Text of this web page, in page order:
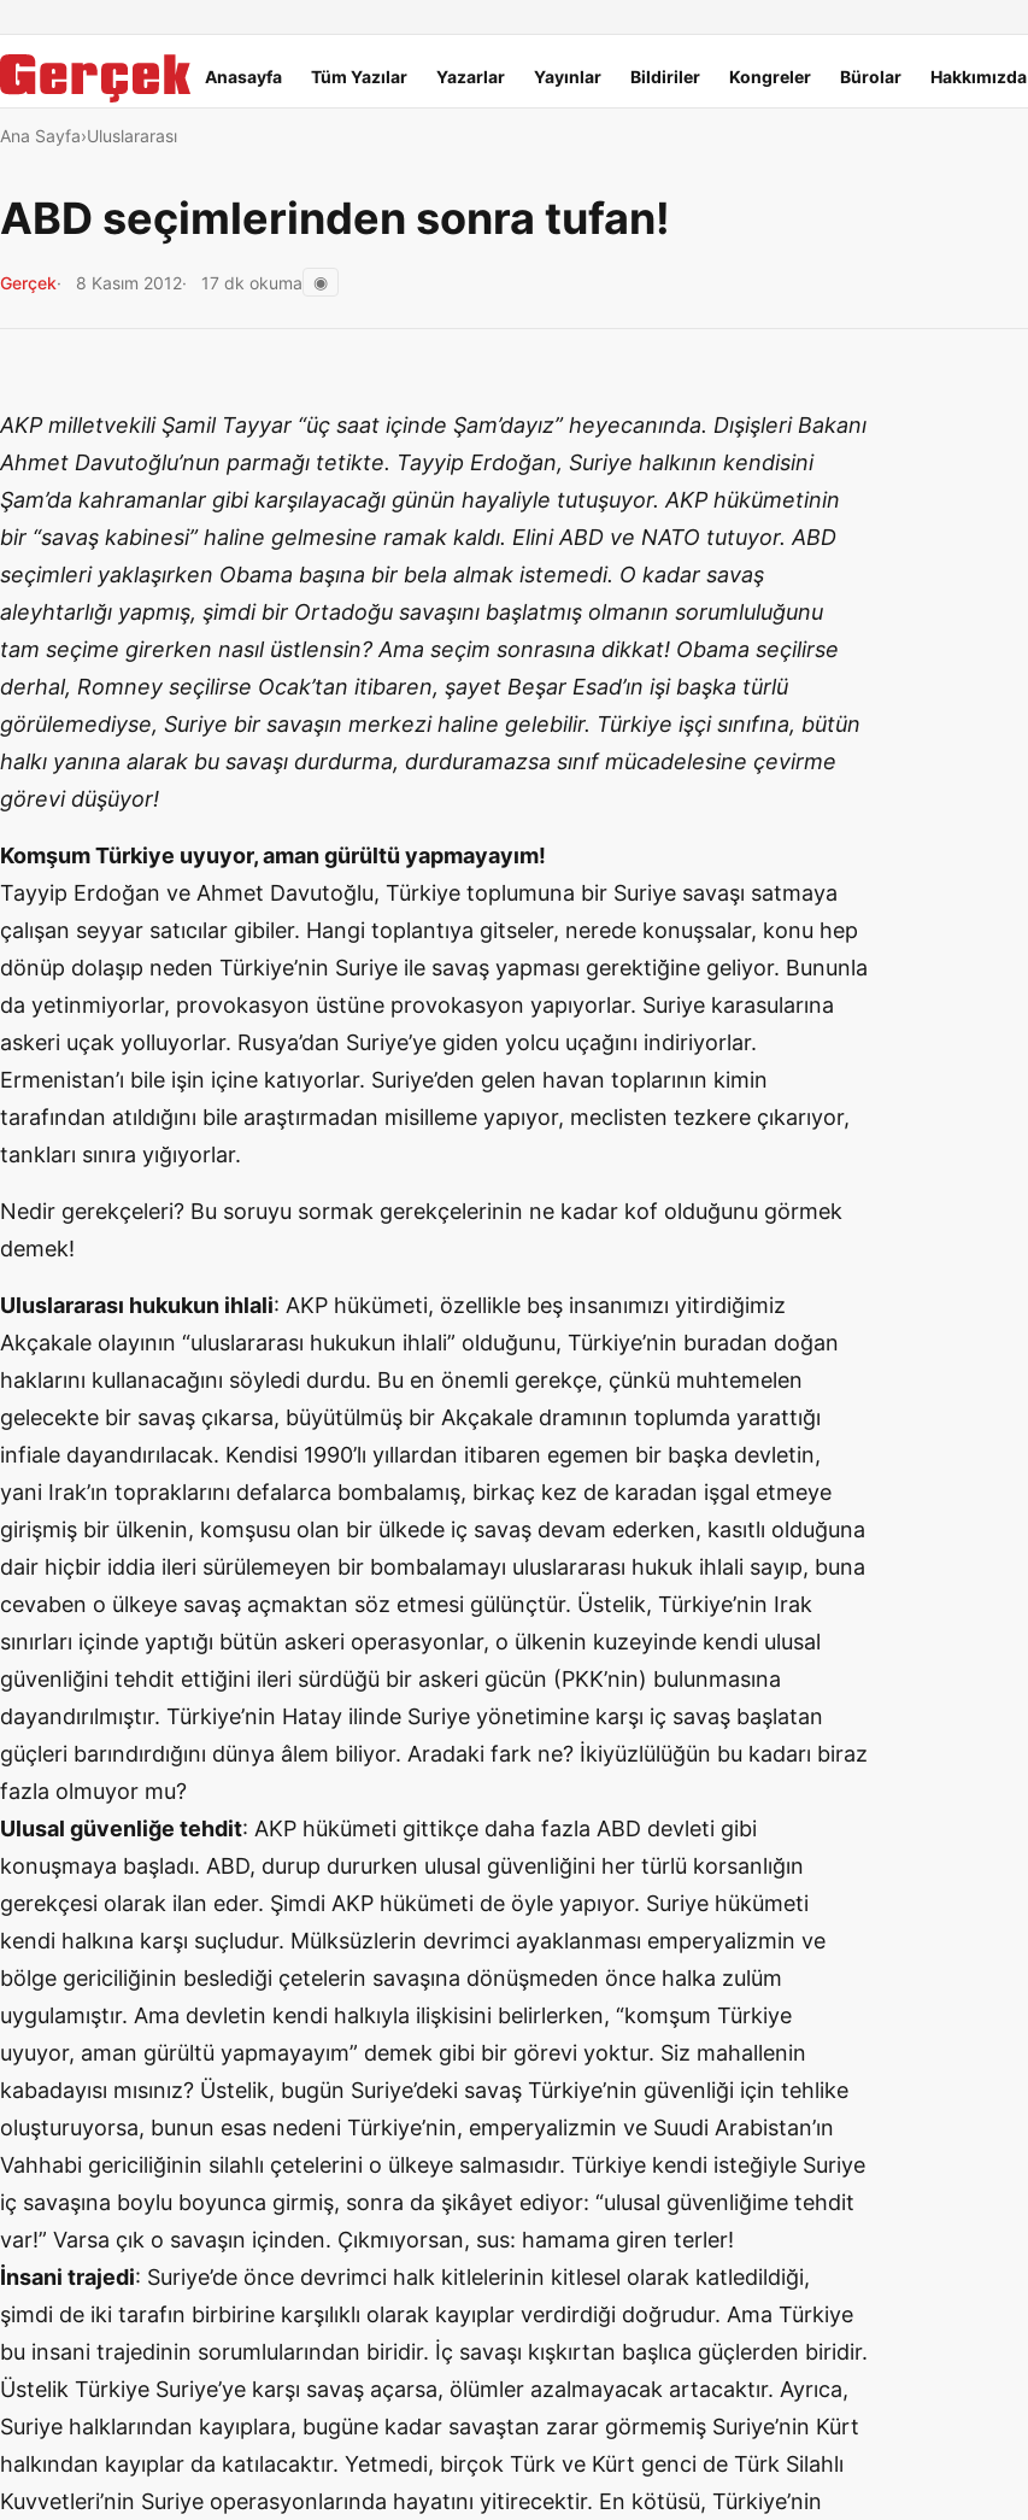
Ana menü
Anasayfa Tüm Yazılar Yazarlar Yayınlar Bildiriler Kongreler Bürolar Hakkımızda
Ana Sayfa Uluslararası
ABD seçimlerinden sonra tufan!
Gerçek 8 Kasım 2012 17 dk okuma ◉
AKP milletvekili Şamil Tayyar “üç saat içinde Şam’dayız” heyecanında. Dışişleri Bakanı
Ahmet Davutoğlu’nun parmağı tetikte. Tayyip Erdoğan, Suriye halkının kendisini
Şam’da kahramanlar gibi karşılayacağı günün hayaliyle tutuşuyor. AKP hükümetinin
bir “savaş kabinesi” haline gelmesine ramak kaldı. Elini ABD ve NATO tutuyor. ABD
seçimleri yaklaşırken Obama başına bir bela almak istemedi. O kadar savaş
aleyhtarlığı yapmış, şimdi bir Ortadoğu savaşını başlatmış olmanın sorumluluğunu
tam seçime girerken nasıl üstlensin? Ama seçim sonrasına dikkat! Obama seçilirse
derhal, Romney seçilirse Ocak’tan itibaren, şayet Beşar Esad’ın işi başka türlü
görülemediyse, Suriye bir savaşın merkezi haline gelebilir. Türkiye işçi sınıfına, bütün
halkı yanına alarak bu savaşı durdurma, durduramazsa sınıf mücadelesine çevirme
görevi düşüyor!
Komşum Türkiye uyuyor, aman gürültü yapmayayım!
Tayyip Erdoğan ve Ahmet Davutoğlu, Türkiye toplumuna bir Suriye savaşı satmaya
çalışan seyyar satıcılar gibiler. Hangi toplantıya gitseler, nerede konuşsalar, konu hep
dönüp dolaşıp neden Türkiye’nin Suriye ile savaş yapması gerektiğine geliyor. Bununla
da yetinmiyorlar, provokasyon üstüne provokasyon yapıyorlar. Suriye karasularına
askeri uçak yolluyorlar. Rusya’dan Suriye’ye giden yolcu uçağını indiriyorlar.
Ermenistan’ı bile işin içine katıyorlar. Suriye’den gelen havan toplarının kimin
tarafından atıldığını bile araştırmadan misilleme yapıyor, meclisten tezkere çıkarıyor,
tankları sınıra yığıyorlar.
Nedir gerekçeleri? Bu soruyu sormak gerekçelerinin ne kadar kof olduğunu görmek
demek!
Uluslararası hukukun ihlali: AKP hükümeti, özellikle beş insanımızı yitirdiğimiz
Akçakale olayının “uluslararası hukukun ihlali” olduğunu, Türkiye’nin buradan doğan
haklarını kullanacağını söyledi durdu. Bu en önemli gerekçe, çünkü muhtemelen
gelecekte bir savaş çıkarsa, büyütülmüş bir Akçakale dramının toplumda yarattığı
infiale dayandırılacak. Kendisi 1990’lı yıllardan itibaren egemen bir başka devletin,
yani Irak’ın topraklarını defalarca bombalamış, birkaç kez de karadan işgal etmeye
girişmiş bir ülkenin, komşusu olan bir ülkede iç savaş devam ederken, kasıtlı olduğuna
dair hiçbir iddia ileri sürülemeyen bir bombalamayı uluslararası hukuk ihlali sayıp, buna
cevaben o ülkeye savaş açmaktan söz etmesi gülünçtür. Üstelik, Türkiye’nin Irak
sınırları içinde yaptığı bütün askeri operasyonlar, o ülkenin kuzeyinde kendi ulusal
güvenliğini tehdit ettiğini ileri sürdüğü bir askeri gücün (PKK’nin) bulunmasına
dayandırılmıştır. Türkiye’nin Hatay ilinde Suriye yönetimine karşı iç savaş başlatan
güçleri barındırdığını dünya âlem biliyor. Aradaki fark ne? İkiyüzlülüğün bu kadarı biraz
fazla olmuyor mu?
Ulusal güvenliğe tehdit: AKP hükümeti gittikçe daha fazla ABD devleti gibi
konuşmaya başladı. ABD, durup dururken ulusal güvenliğini her türlü korsanlığın
gerekçesi olarak ilan eder. Şimdi AKP hükümeti de öyle yapıyor. Suriye hükümeti
kendi halkına karşı suçludur. Mülksüzlerin devrimci ayaklanması emperyalizmin ve
bölge gericiliğinin beslediği çetelerin savaşına dönüşmeden önce halka zulüm
uygulamıştır. Ama devletin kendi halkıyla ilişkisini belirlerken, “komşum Türkiye
uyuyor, aman gürültü yapmayayım” demek gibi bir görevi yoktur. Siz mahallenin
kabadayısı mısınız? Üstelik, bugün Suriye’deki savaş Türkiye’nin güvenliği için tehlike
oluşturuyorsa, bunun esas nedeni Türkiye’nin, emperyalizmin ve Suudi Arabistan’ın
Vahhabi gericiliğinin silahlı çetelerini o ülkeye salmasıdır. Türkiye kendi isteğiyle Suriye
iç savaşına boylu boyunca girmiş, sonra da şikâyet ediyor: “ulusal güvenliğime tehdit
var!” Varsa çık o savaşın içinden. Çıkmıyorsan, sus: hamama giren terler!
İnsani trajedi: Suriye’de önce devrimci halk kitlelerinin kitlesel olarak katledildiği,
şimdi de iki tarafın birbirine karşılıklı olarak kayıplar verdirdiği doğrudur. Ama Türkiye
bu insani trajedinin sorumlularından biridir. İç savaşı kışkırtan başlıca güçlerden biridir.
Üstelik Türkiye Suriye’ye karşı savaş açarsa, ölümler azalmayacak artacaktır. Ayrıca,
Suriye halklarından kayıplara, bugüne kadar savaştan zarar görmemiş Suriye’nin Kürt
halkından kayıplar da katılacaktır. Yetmedi, birçok Türk ve Kürt genci de Türk Silahlı
Kuvvetleri’nin Suriye operasyonlarında hayatını yitirecektir. En kötüsü, Türkiye’nin